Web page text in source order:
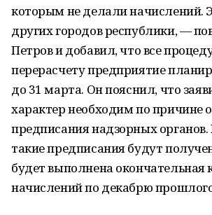
которым не делали начислений.
других городов республики, —
Петров и добавил, что все
перерасчету предприятие
до 31 марта. Он пояснил, что
характер необходим по причине
предписания надзорных органов.
такие предписания будут
будет выполнена окончательная
начислений по декабрю